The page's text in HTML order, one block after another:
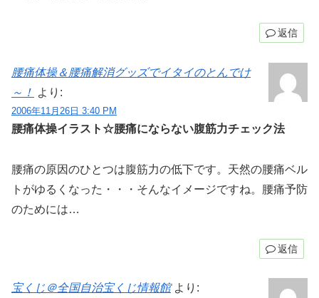
返信
腰痛体操＆腰痛解消グッズでイタイのとんでけ
～！ より:
2006年11月26日 3:40 PM
腰痛体操イラスト☆腰痛にならない腹筋力チェック法
腰痛の原因のひとつは腹筋力の低下です。天然の腰痛ベル
トがゆるくなった・・・そんなイメージですね。腰痛予防
のためには…
返信
宝くじ＠全国自治宝くじ情報館 より: